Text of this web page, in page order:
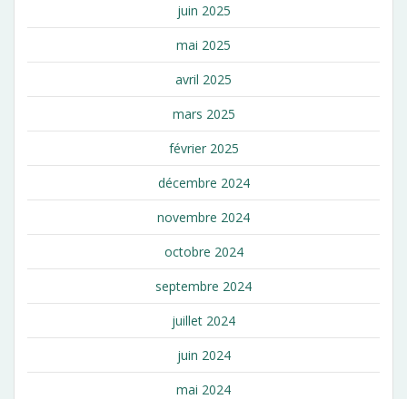
juin 2025
mai 2025
avril 2025
mars 2025
février 2025
décembre 2024
novembre 2024
octobre 2024
septembre 2024
juillet 2024
juin 2024
mai 2024